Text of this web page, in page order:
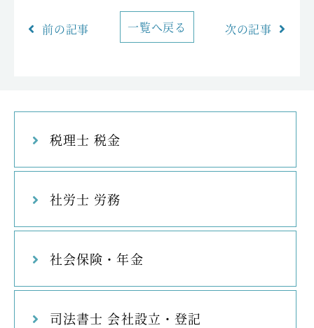
税理士 税金
社労士 労務
社会保険・年金
司法書士 会社設立・登記
前の記事 一覧へ戻る 次の記事